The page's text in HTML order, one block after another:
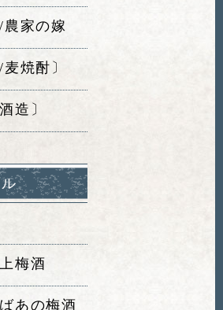
家の嫁
焼酎〕
造〕
梅酒
あの梅酒